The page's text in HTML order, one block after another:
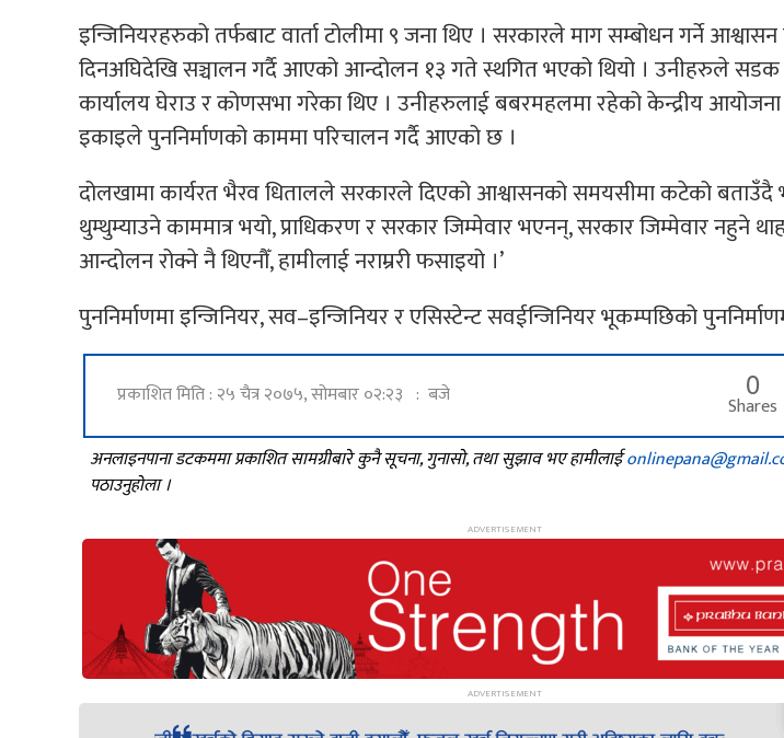
इन्जिनियरहरुको तर्फबाट वार्ता टोलीमा ९ जना थिए । सरकारले माग सम्बोधन गर्ने
दिनअघिदेखि सञ्चालन गर्दै आएको आन्दोलन १३ गते स्थगित भएको थियो । उनीहरुले सडक
कार्यालय घेराउ र कोणसभा गरेका थिए । उनीहरुलाई बबरमहलमा रहेको केन्द्रीय आयोजना
इकाइले पुननिर्माणको काममा परिचालन गर्दै आएको छ ।
दोलखामा कार्यरत भैरव धितालले सरकारले दिएको आश्वासनको समयसीमा कटेको बताउँदै
थुम्थुम्याउने काममात्र भयो, प्राधिकरण र सरकार जिम्मेवार भएनन्, सरकार जिम्मेवार नहुने
आन्दोलन रोक्ने नै थिएनौँ, हामीलाई नराम्ररी फसाइयो ।’
पुननिर्माणमा इन्जिनियर, सव–इन्जिनियर र एसिस्टेन्ट सवईन्जिनियर भूकम्पछिको
प्रकाशित मिति : २५ चैत्र २०७५, सोमबार ०२:२३ : बजे 0
Shares
अनलाइनपाना डटकममा प्रकाशित सामग्रीबारे कुनै सूचना, गुनासो, तथा सुझाव भए हामीलाई
पठाउनुहोला ।